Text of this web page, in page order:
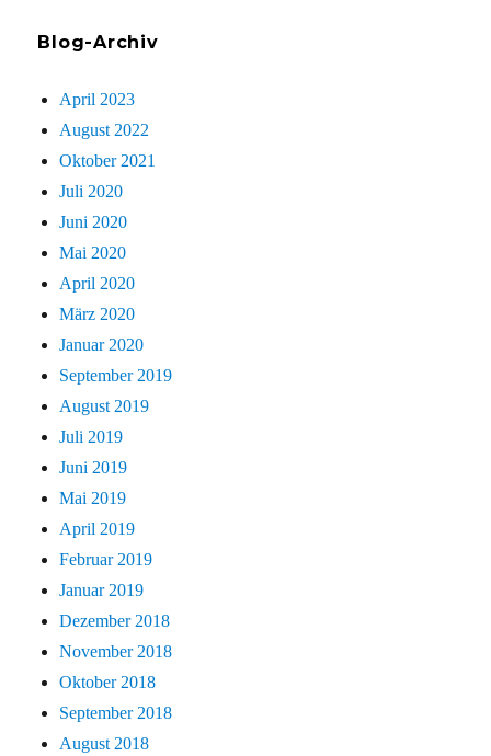
Blog-Archiv
April 2023
August 2022
Oktober 2021
Juli 2020
Juni 2020
Mai 2020
April 2020
März 2020
Januar 2020
September 2019
August 2019
Juli 2019
Juni 2019
Mai 2019
April 2019
Februar 2019
Januar 2019
Dezember 2018
November 2018
Oktober 2018
September 2018
August 2018